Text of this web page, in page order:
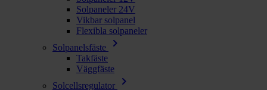
Solpaneler 24V
Vikbar solpanel
Flexibla solpaneler
Solpanelsfäste
chevron_right
Takfäste
Väggfäste
Solcellsregulator
chevron_right